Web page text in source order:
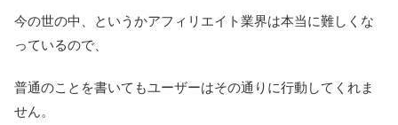
今の世の中、というかアフィリエイト業界は本当に難しくな
っているので、
普通のことを書いてもユーザーはその通りに行動してくれま
せん。